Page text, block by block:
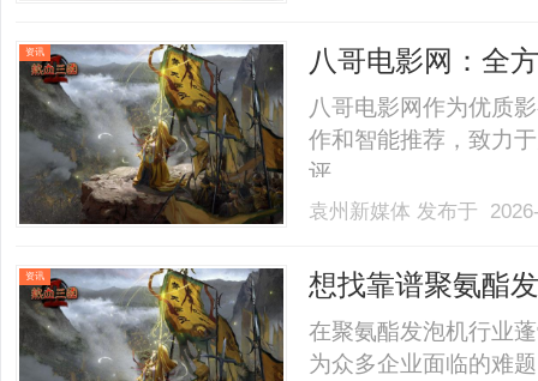
资讯
八哥电影网：全
值
八哥电影网作为优质
作和智能推荐，致力
评。......
袁州新媒体 发布于
资讯
想找靠谱聚氨酯
对！
在聚氨酯发泡机行业
为众多企业面临的难